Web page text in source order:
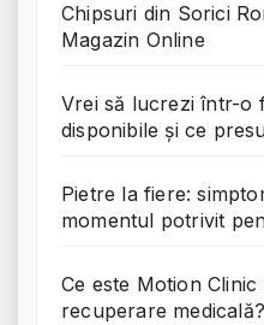
Chipsuri din Sorici
Magazin Online
Vrei să lucrezi într-o
disponibile și ce
Pietre la fiere:
momentul potrivit
Ce este Motion
recuperare medicală?